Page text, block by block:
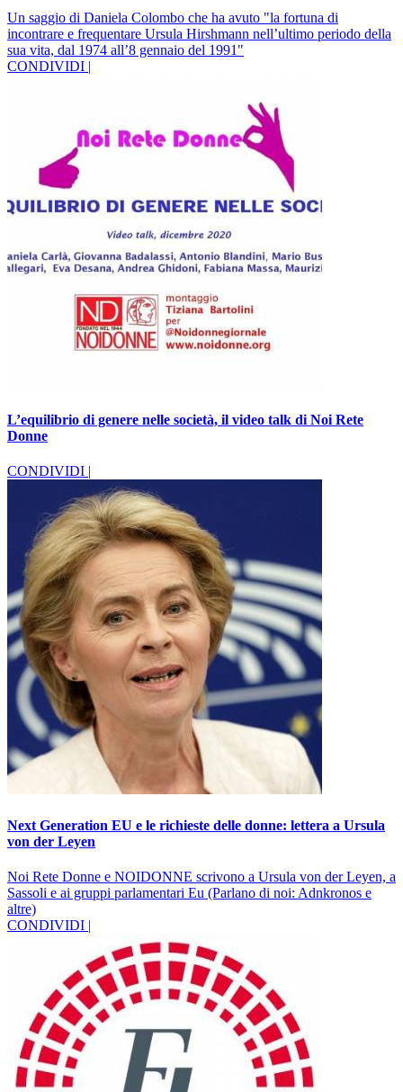
Un saggio di Daniela Colombo che ha avuto "la fortuna di
incontrare e frequentare Ursula Hirshmann nell’ultimo periodo della
sua vita, dal 1974 all’8 gennaio del 1991"
CONDIVIDI |
L’equilibrio di genere nelle società, il video talk di Noi Rete
Donne
CONDIVIDI |
Next Generation EU e le richieste delle donne: lettera a Ursula
von der Leyen
Noi Rete Donne e NOIDONNE scrivono a Ursula von der Leyen, a
Sassoli e ai gruppi parlamentari Eu (Parlano di noi: Adnkronos e
altre)
CONDIVIDI |